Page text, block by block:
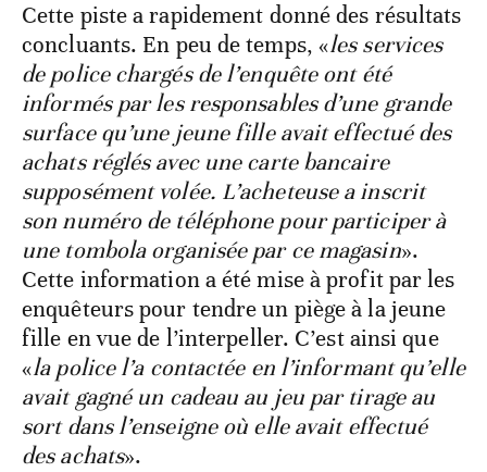
Cette piste a rapidement donné des résultats
concluants. En peu de temps, «les services
de police chargés de l’enquête ont été
informés par les responsables d’une grande
surface qu’une jeune fille avait effectué des
achats réglés avec une carte bancaire
supposément volée. L’acheteuse a inscrit
son numéro de téléphone pour participer à
une tombola organisée par ce magasin».
Cette information a été mise à profit par les
enquêteurs pour tendre un piège à la jeune
fille en vue de l’interpeller. C’est ainsi que
«la police l’a contactée en l’informant qu’elle
avait gagné un cadeau au jeu par tirage au
sort dans l’enseigne où elle avait effectué
des achats».